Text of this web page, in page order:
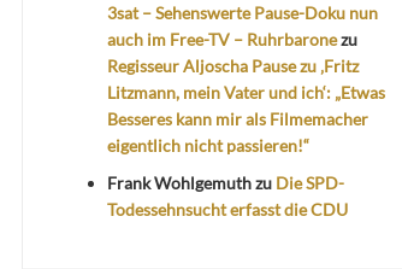
3sat – Sehenswerte Pause-Doku nun
auch im Free-TV – Ruhrbaronezu
Regisseur Aljoscha Pause zu ‚Fritz
Litzmann, mein Vater und ich‘: „Etwas
Besseres kann mir als Filmemacher
eigentlich nicht passieren!“
Frank Wohlgemuthzu Die SPD-
Todessehnsucht erfasst die CDU